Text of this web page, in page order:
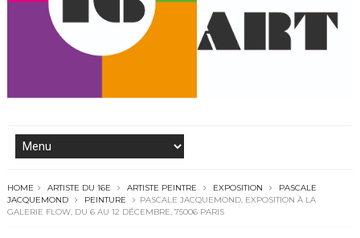
HOME ARTISTE DU 16E ARTISTE PEINTRE EXPOSITION
PASCALE
JACQUEMOND
PEINTURE
PASCALE JACQUEMOND, EXPOSITION À LA
GALERIE FLOW, DU 6 AU 12 DÉCEMBRE, 75006 PARIS